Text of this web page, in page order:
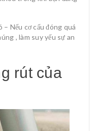
Nếu cơ cấu đóng quá
, làm suy yếu sự an
rút của